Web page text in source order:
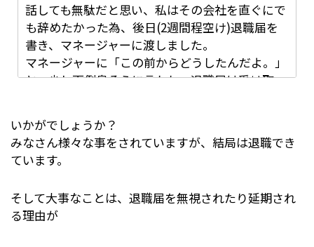
だからと割り切れていたので辞めよう！と決心す
るまでにはかなり時間はかけて考えてはいまし
た。
最終的に辞めるという決断に至ったのは、園長先
主任先生にも「今まで色んなことを伝えてきたし
研修にも言ってもらってきたし学ぶ機会は与えて
ければもう何も言わない。と言われたことでし
た。
話しても無駄だと思い、私はその会社を直ぐにで
も辞めたかった為、後日(2週間程空け)退職届を
書き、マネージャーに渡しました。
マネージャーに「この前からどうしたんだよ。」
と、少し面倒臭そうに言われ、退職届は受け取っ
預かっておくから、また今度ゆっくり話そう。」
と、また流されてしまいました。
マネージャーは社長と言いますが、私は社長にお
会いした事はなく、とにかくブラックな会社でし
いかがでしょうか？
みなさん様々な事をされていますが、結局は退職でき
ています。
そして大事なことは、退職届を無視されたり延期され
る理由が